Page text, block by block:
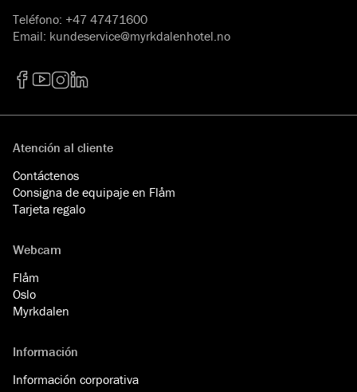
Teléfono: +47 47471600
Email: kundeservice@myrkdalenhotel.no
Atención al cliente
Contáctenos
Consigna de equipaje en Flåm
Tarjeta regalo
Webcam
Flåm
Oslo
Myrkdalen
Información
Información corporativa